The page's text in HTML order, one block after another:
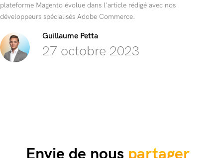
plateforme Magento évolue dans l'article rédigé avec nos
développeurs spécialisés Adobe Commerce.
Guillaume Petta
27 octobre 2023